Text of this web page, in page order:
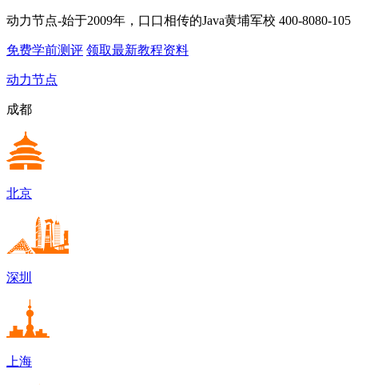
动力节点-始于2009年，口口相传的Java黄埔军校 400-8080-105
免费学前测评 领取最新教程资料
动力节点
成都
北京
深圳
上海